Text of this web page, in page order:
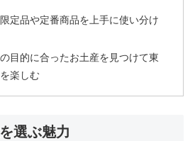
定品や定番商品を上手に使い分け
目的に合ったお土産を見つけて東
楽しむ
選ぶ魅力